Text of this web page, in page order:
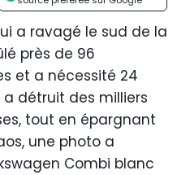
a ravagé le sud de la
près de 96
et a nécessité 24
détruit des milliers
tout en épargnant
une photo a
Combi blanc